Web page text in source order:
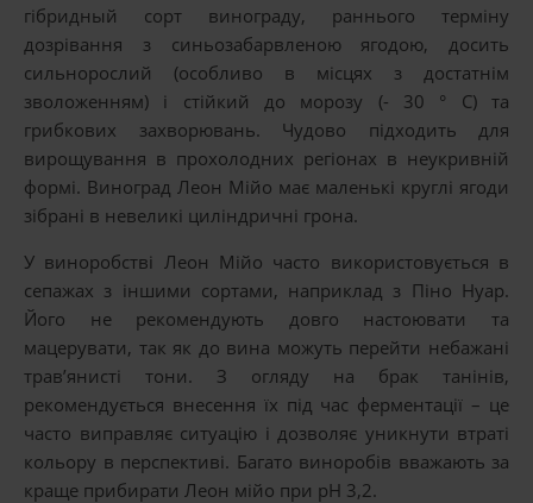
гібридный сорт винограду, раннього терміну
дозрівання з синьозабарвленою ягодою, досить
сильнорослий (особливо в місцях з достатнім
зволоженням) і стійкий до морозу (- 30 ° С) та
грибкових захворювань. Чудово підходить для
вирощування в прохолодних регіонах в неукривній
формі. Виноград Леон Мійо має маленькі круглі ягоди
зібрані в невеликі циліндричні грона.
У виноробстві Леон Мійо часто використовується в
сепажах з іншими сортами, наприклад з Піно Нуар.
Його не рекомендують довго настоювати та
мацерувати, так як до вина можуть перейти небажані
трав’янисті тони. З огляду на брак танінів,
рекомендується внесення їх під час ферментації – це
часто виправляє ситуацію і дозволяє уникнути втраті
кольору в перспективі. Багато виноробів вважають за
краще прибирати Леон мійо при рН 3,2.